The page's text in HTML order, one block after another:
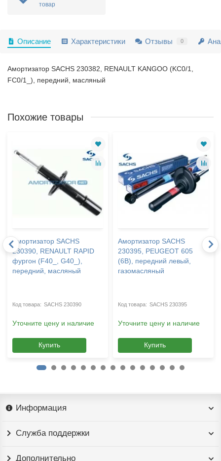
товар
Описание Характеристики Отзывы 0
Амортизатор SACHS 230382, RENAULT KANGOO (KC0/1,
FC0/1_), передний, масляный
Похожие товары
Амортизатор SACHS
230390, RENAULT RAPID
фургон (F40_, G40_),
передний, масляный
SACHS 230390
Уточните цену и наличие
Купить
Амортизатор SACHS
230395, PEUGEOT 605
(6B), передний левый,
газомасляный
SACHS 230395
Уточните цену и наличие
Купить
Информация
Служба поддержки
Дополнительно